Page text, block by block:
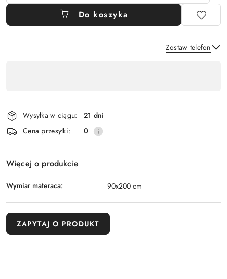
Do koszyka
Zostaw telefon
płatność
i
dostawa
Wysyłka w ciągu:
21 dni
Cena przesyłki:
0
Więcej o produkcie
Wymiar materaca: 90x200 cm
ZAPYTAJ O PRODUKT